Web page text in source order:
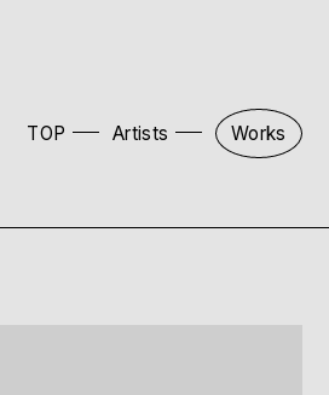
TOP Artists Works